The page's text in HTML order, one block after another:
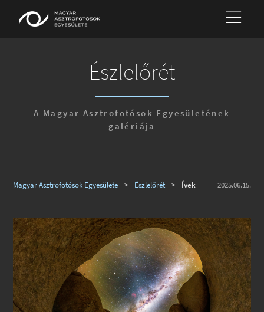
Észlelőrét
A Magyar Asztrofotósok Egyesületének
galériája
2025.06.15.
Magyar Asztrofotósok Egyesülete > Észlelőrét > Ívek